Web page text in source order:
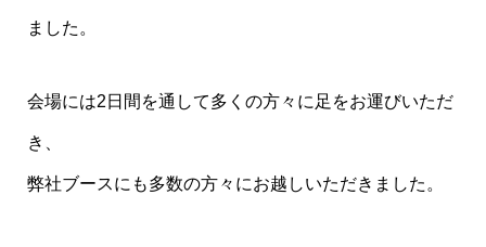
ました。
会場には2日間を通して多くの方々に足をお運びいただ
き、
弊社ブースにも多数の方々にお越しいただきました。